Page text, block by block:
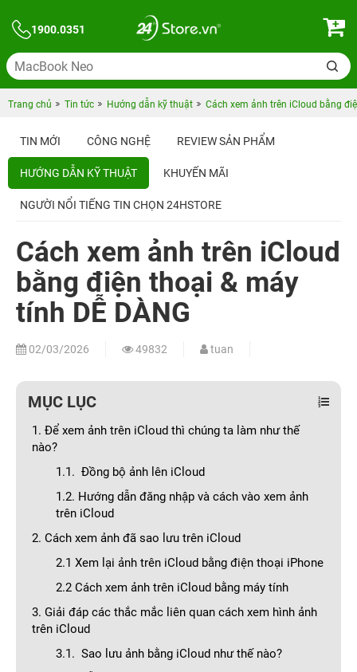
1900.0351
Trang chủ Tin tức Hướng dẫn kỹ thuật Cách xem ảnh trên iCloud bằng
TIN MỚI CÔNG NGHỆ REVIEW SẢN PHẨM
HƯỚNG DẪN KỸ THUẬT KHUYẾN MÃI
NGƯỜI NỔI TIẾNG TIN CHỌN 24HSTORE
Cách xem ảnh trên iCloud
bằng điện thoại & máy
tính DỄ DÀNG
02/03/2026 49832 tuan
MỤC LỤC
1. Để xem ảnh trên iCloud thì chúng ta làm như thế
nào?
1.1. Đồng bộ ảnh lên iCloud
1.2. Hướng dẫn đăng nhập và cách vào xem ảnh
trên iCloud
2. Cách xem ảnh đã sao lưu trên iCloud
2.1 Xem lại ảnh trên iCloud bằng điện thoại iPhone
2.2 Cách xem ảnh trên iCloud bằng máy tính
3. Giải đáp các thắc mắc liên quan cách xem hình ảnh
trên iCloud
3.1. Sao lưu ảnh bằng iCloud như thế nào?